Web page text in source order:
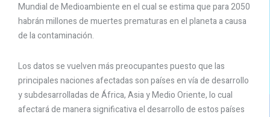
Mundial de Medioambiente en el cual se estima que para 2050
habrán millones de muertes prematuras en el planeta a causa
de la contaminación.
Los datos se vuelven más preocupantes puesto que las
principales naciones afectadas son países en vía de desarrollo
y subdesarrolladas de África, Asia y Medio Oriente, lo cual
afectará de manera significativa el desarrollo de estos países